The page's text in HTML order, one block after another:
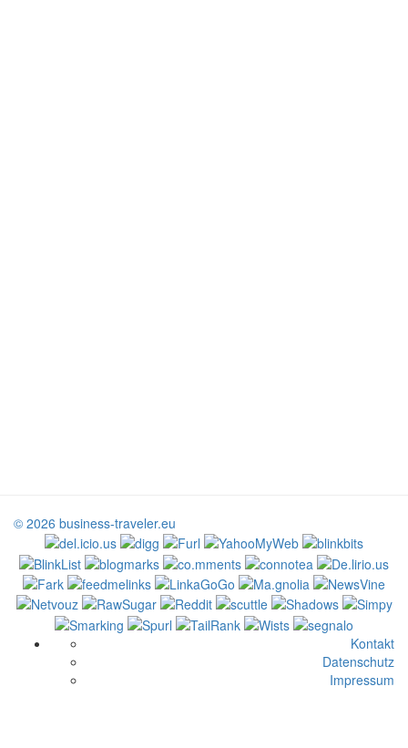
© 2026 business-traveler.eu
Kontakt
Datenschutz
Impressum